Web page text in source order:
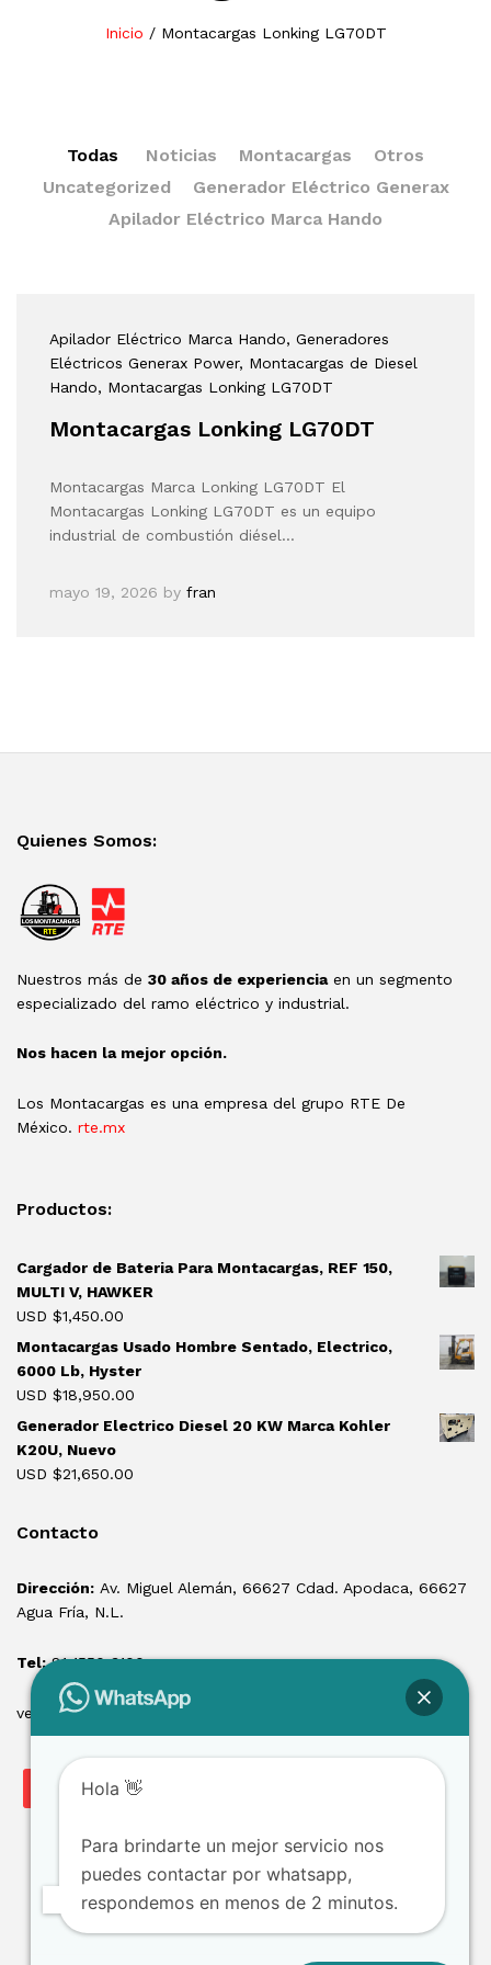
Inicio / Montacargas Lonking LG70DT
Todas Noticias Montacargas
Otros
Uncategorized
Generador Eléctrico Generax
Apilador Eléctrico Marca Hando
Apilador Eléctrico Marca Hando, Generadores
Eléctricos Generax Power, Montacargas de Diesel
Hando, Montacargas Lonking LG70DT
Montacargas Lonking LG70DT
Montacargas Marca Lonking LG70DT El
Montacargas Lonking LG70DT es un equipo
industrial de combustión diésel…
mayo 19, 2026 by fran
Quienes Somos:
Nuestros más de 30 años de experienciaen un segmento
especializado del ramo eléctrico y industrial.
Nos hacen la mejor opción.
Los Montacargas es una empresa del grupo RTE De
México. rte.mx
Productos:
Cargador de Bateria Para Montacargas, REF 150,
MULTI V, HAWKER
USD $1,450.00
Montacargas Usado Hombre Sentado, Electrico,
6000 Lb, Hyster
USD $18,950.00
Generador Electrico Diesel 20 KW Marca Kohler
K20U, Nuevo
USD $21,650.00
Contacto
Dirección: Av. Miguel Alemán, 66627 Cdad. Apodaca, 66627
Agua Fría, N.L.
Tel:81 1550 3100
ventas@losmontacargas.mx
Copyright © 2025 Los Montacargas RTE
Hola 👋
Para brindarte un mejor servicio nos
puedes contactar por whatsapp,
respondemos en menos de 2 minutos.